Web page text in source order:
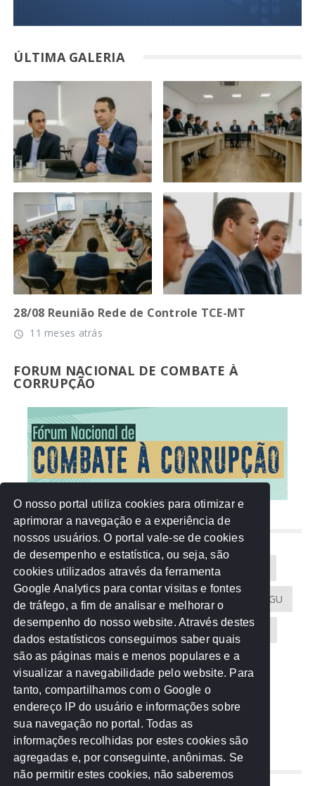
ÚLTIMA GALERIA
28/08 Reunião Rede de Controle TCE-MT
access_time 11 meses atrás
FORUM NACIONAL DE COMBATE À
CORRUPÇÃO
NUVEM DE TAGS
Acontece na Rede AGU AMM
Atricon Audicom CAU-MT CGU
CREA-MT Eventos MPC-MT MPE-MT
MPF Notícias PF PGE-MT PGR
Receita Federal Sem categoria
TCE-MT TCU TRE
REDE NOS ESTADOS
O nosso portal utiliza cookies para otimizar e
aprimorar a navegação e a experiência de
nossos usuários. O portal vale-se de cookies
de desempenho e estatística, ou seja, são
cookies utilizados através da ferramenta
Google Analytics para contar visitas e fontes
de tráfego, a fim de analisar e melhorar o
desempenho do nosso website. Através destes
dados estatísticos conseguimos saber quais
são as páginas mais e menos populares e a
visualizar a navegabilidade pelo website. Para
tanto, compartilhamos com o Google o
endereço IP do usuário e informações sobre
sua navegação no portal. Todas as
informações recolhidas por estes cookies são
agregadas e, por conseguinte, anônimas. Se
não permitir estes cookies, não saberemos